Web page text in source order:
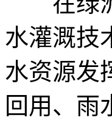
水灌溉技
水资源发
回用、雨